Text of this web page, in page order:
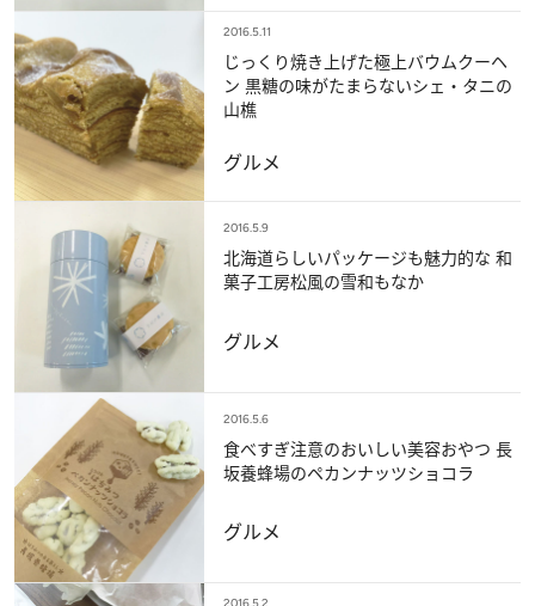
2016.5.11
じっくり焼き上げた極上バウムクーヘ
ン 黒糖の味がたまらないシェ・タニの
山樵
グルメ
2016.5.9
北海道らしいパッケージも魅力的な 和
菓子工房松風の雪和もなか
グルメ
2016.5.6
食べすぎ注意のおいしい美容おやつ 長
坂養蜂場のペカンナッツショコラ
グルメ